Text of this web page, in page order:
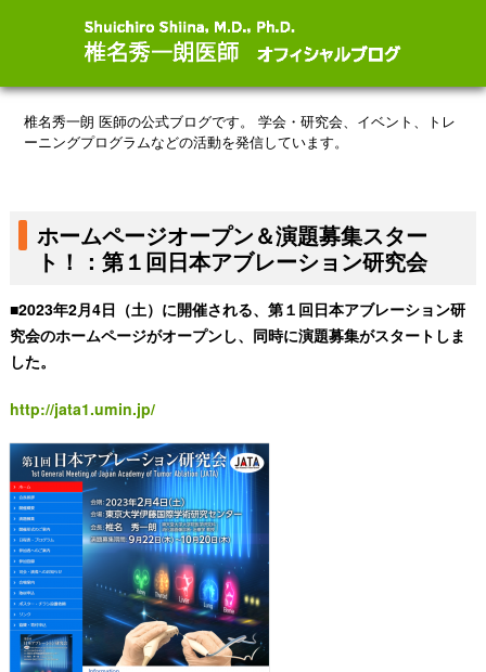
椎名秀一朗 医師の公式ブログです。
学会・研究会、イベント、トレ
ーニングプログラムなどの活動を発信しています。
ホームページオープン＆演題募集スター
ト！：第１回日本アブレーション研究会
■2023年2月4日（土）に開催される、第１回日本アブレーション研
究会のホームページがオープンし、同時に演題募集がスタートしま
した。
http://jata1.umin.jp/